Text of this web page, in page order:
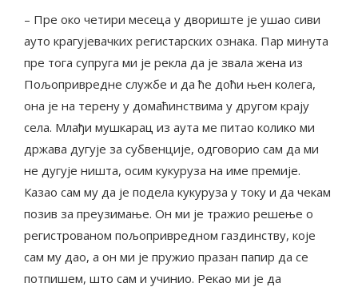
– Пре око четири месеца у двориште је ушао сиви
ауто крагујевачких регистарских ознака. Пар минута
пре тога супруга ми је рекла да је звала жена из
Пољопривредне службе и да ће доћи њен колега,
она је на терену у домаћинствима у другом крају
села. Млађи мушкарац из аута ме питао колико ми
држава дугује за субвенције, одговорио сам да ми
не дугује ништа, осим кукуруза на име премије.
Казао сам му да је подела кукуруза у току и да чекам
позив за преузимање. Он ми је тражио решење о
регистрованом пољопривредном газдинству, које
сам му дао, а он ми је пружио празан папир да се
потпишем, што сам и учинио. Рекао ми је да